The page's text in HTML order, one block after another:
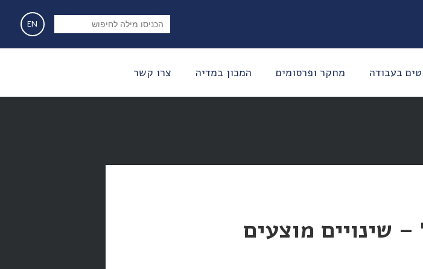
EN
בעבודה מחקר ופרסומים המכון במדיה צרו קשר
שינויים מוצעים